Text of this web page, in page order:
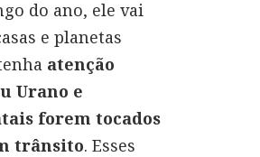
do ano, ele vai
e planetas
atenção
Urano e
forem tocados
trânsito. Esses